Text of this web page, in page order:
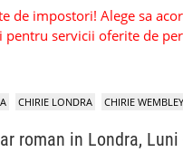
te de impostori! Alege sa
servicii oferite de
CHIRIE LONDRA CHIRIE WEMBLEY
roman in Londra, Luni